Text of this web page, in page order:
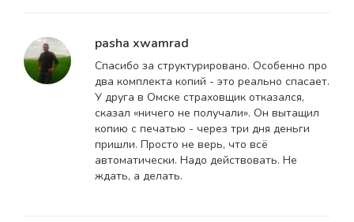
pasha xwamrad
Спасибо за структурировано. Особенно про
два комплекта копий - это реально спасает.
У друга в Омске страховщик отказался,
сказал «ничего не получали». Он вытащил
копию с печатью - через три дня деньги
пришли. Просто не верь, что всё
автоматически. Надо действовать. Не
ждать, а делать.